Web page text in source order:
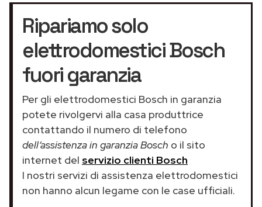
Ripariamo solo
elettrodomestici Bosch
fuori garanzia
Per gli elettrodomestici Bosch in garanzia
potete rivolgervi alla casa produttrice
contattando il numero di telefono
dell’assistenza in garanzia Bosch o il sito
internet del servizio clienti Bosch
I nostri servizi di assistenza elettrodomestici
non hanno alcun legame con le case ufficiali.